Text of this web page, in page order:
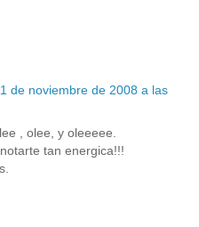
de noviembre de 2008 a las
, olee, y oleeeee.
tan energica!!!